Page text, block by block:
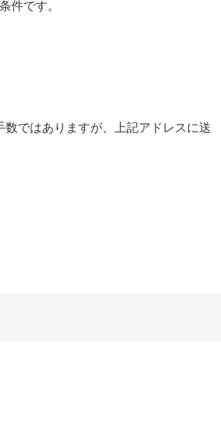
件です。
ではありますが、上記アドレスに送